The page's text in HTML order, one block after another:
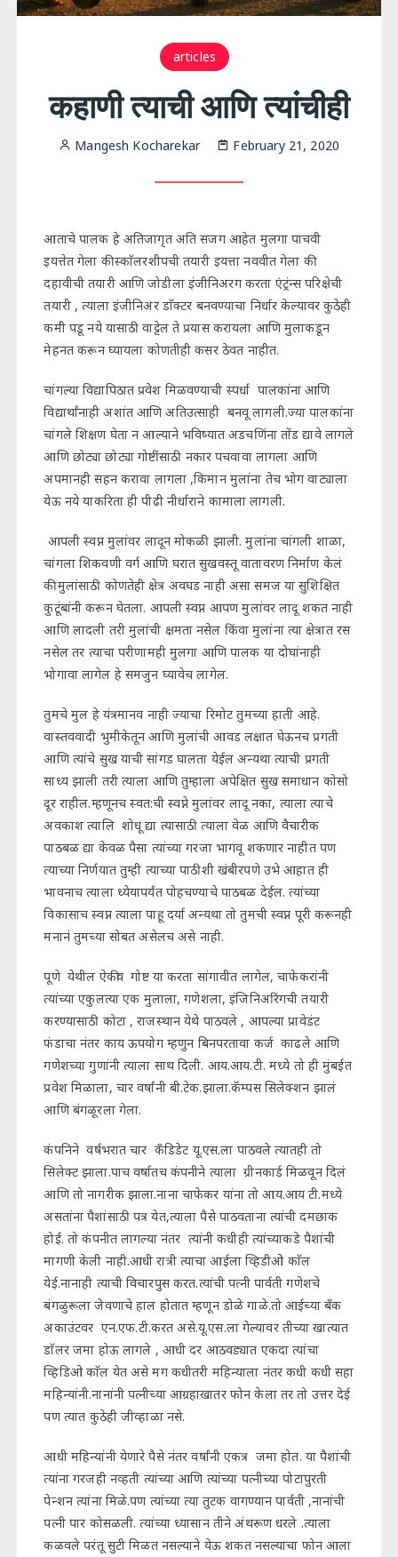
articles
कहाणी त्याची आणि त्यांचीही
Mangesh Kocharekar February 21, 2020
आताचे पालक हे अतिजागृत अति सजग आहेत मुलगा पाचवी
इयत्तेत गेला की स्काॅलरशीपची तयारी इयत्ता नववीत गेला की
दहावीची तयारी आणि जोडीला इंजीनिअरग करता एंट्रंन्स परिक्षेची
तयारी , त्याला इंजीनिअर डाॅक्टर बनवण्याचा निर्धार केल्यावर कुठेही
कमी पडू नये यासाठी वाट्टेल ते प्रयास करायला आणि मुलाकडून
मेहनत करून घ्यायला कोणतीही कसर ठेवत नाहीत.
चांगल्या विद्यापिठात प्रवेश मिळवण्याची स्पर्धा पालकांना आणि
विद्यार्थांनाही अशांत आणि अतिउत्साही बनवू लागली.ज्या पालकांना
चांगले शिक्षण घेता न आल्याने भविष्यात अडचणिंना तोंड द्यावे लागले
आणि छोट्या छोट्या गोष्टींसाठी नकार पचवावा लागला आणि
अपमानही सहन करावा लागला ,किमान मुलांना तेच भोग वाट्याला
येऊ नये याकरिता ही पीढी नीर्धाराने कामाला लागली.
आपली स्वप्न मुलांवर लादून मोकळी झाली. मुलांना चांगली शाळा,
चांगला शिकवणी वर्ग आणि घरात सुखवस्तू वातावरण निर्माण केलं
की मुलांसाठी कोणतेही क्षेत्र अवघड नाही असा समज या सुशिक्षित
कुटूंबांनी करून घेतला. आपली स्वप्न आपण मुलांवर लादू शकत नाही
आणि लादली तरी मुलांची क्षमता नसेल किंवा मुलांना त्या क्षेत्रात रस
नसेल तर त्याचा परीणामही मुलगा आणि पालक या दोघांनाही
भोगावा लागेल हे समजुन घ्यावेच लागेल.
तुमचे मुल हे यंत्रमानव नाही ज्याचा रिमोट तुमच्या हाती आहे.
वास्तववादी भुमीकेतून आणि मुलांची आवड लक्षात घेऊनच प्रगती
आणि त्यांचे सुख याची सांगड घालता येईल अन्यथा त्याची प्रगती
साध्य झाली तरी त्याला आणि तुम्हाला अपेक्षित सुख समाधान कोसो
दूर राहील.म्हणूनच स्वत:ची स्वप्ने मुलांवर लादू नका, त्याला त्याचे
अवकाश त्यालि शोधू द्या त्यासाठी त्याला वेळ आणि वैचारीक
पाठबळ द्या केवळ पैसा त्यांच्या गरजा भागवू शकणार नाहीत पण
त्याच्या निर्णयात तुम्ही त्याच्या पाठीशी खंबीरपणे उभे आहात ही
भावनाच त्याला ध्येयापर्यंत पोहचण्याचे पाठबळ देईल. त्यांच्या
विकासाच स्वप्न त्याला पाहू दर्या अन्यथा तो तुमची स्वप्न पूरी करूनही
मनानं तुमच्या सोबत असेलच असे नाही.
पूणे येथील ऐकीव गोष्ट या करता सांगावीत लागेल, चाफेकरांनी
त्यांच्या एकुलत्या एक मुलाला, गणेशला, इंजिनिअरिंगची तयारी
करण्यासाठी कोटा , राजस्थान येथे पाठवले , आपल्या प्रावेडंट
फंडाचा नंतर काय ऊपयोग म्हणुन बिनपरतावा कर्ज काढले आणि
गणेशच्या गुणांनी त्याला साथ दिली. आय.आय.टी. मध्ये तो ही मुंबईत
प्रवेश मिळाला, चार वर्षांनी बी.टेक.झाला.कॅम्पस सिलेक्शन झालं
आणि बंगळूरला गेला.
कंपनिने वर्षभरात चार कॅंडिडेट यू.एस.ला पाठवले त्यातही तो
सिलेक्ट झाला.पाच वर्षातच कंपनीने त्याला ग्रीनकार्ड मिळवून दिलं
आणि तो नागरीक झाला.नाना चाफेकर यांना तो आय.आय टी.मध्ये
असतांना पैशांसाठी पत्र येत,त्याला पैसे पाठवताना त्यांची दमछाक
होई. तो कंपनीत लागल्या नंतर त्यांनी कधीही त्यांच्याकडे पैशांची
मागणी केली नाही.आधी रात्री त्याचा आईला व्हिडीओ काॅल
येई.नानाही त्याची विचारपुस करत.त्यांची पत्नी पार्वती गणेशचे
बंगळुरूला जेवणाचे हाल होतात म्हणून डोळे गाळे.तो आईच्या बॅंक
अकाउंटवर एन.एफ.टी.करत असे.यू.एस.ला गेल्यावर तीच्या खात्यात
डाॅलर जमा होऊ लागले , आधी दर आठवड्यात एकदा त्यांचा
व्हिडिओ काॅल येत असे मग कधीतरी महिन्याला नंतर कधी कधी सहा
महिन्यांनी.नानांनी पत्नीच्या आग्रहाखातर फोन केला तर तो उत्तर देई
पण त्यात कुठेही जीव्हाळा नसे.
आधी महिन्यांनी येणारे पैसे नंतर वर्षांनी एकत्र जमा होत. या पैशांची
त्यांना गरजही नव्हती त्यांच्या आणि त्यांच्या पत्नीच्या पोटापुरती
पेन्शन त्यांना मिळे.पण त्यांच्या त्या तुटक वागण्यान पार्वती ,नानांची
पत्नी पार कोसळली. त्यांच्या ध्यासान तीने अंथरूण धरले .त्याला
कळवले परंतू सुटी मिळत नसल्याने येऊ शकत नसल्याचा फोन आला